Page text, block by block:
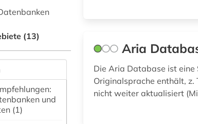
(13)
und
(1)
Aria
Die Aria Database ist
Originalsprache enthält, z.
nicht weiter aktualisiert